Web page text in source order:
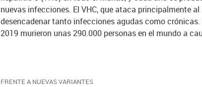
nuevas infecciones. El VHC, que ataca principalmente al
desencadenar tanto infecciones agudas como crónicas.
2019 murieron unas 290.000 personas en el mundo a
FRENTE A NUEVAS VARIANTES